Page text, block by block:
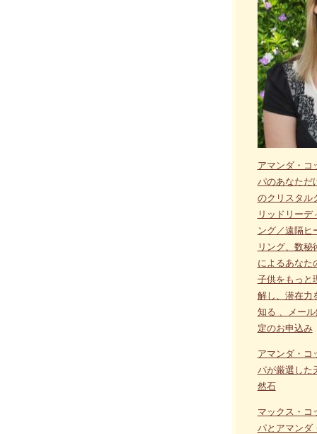
アマンダ・コ
パのあなただ
のクリスタル
リッドリーデ
ング／遠隔ヒ
リング、数秘
によるあなた
子供をもっと
解し、潜在力
知る 、メール
定のお申込み
アマンダ・コ
パが厳選した
然石
マックス・コ
パとアマンダ